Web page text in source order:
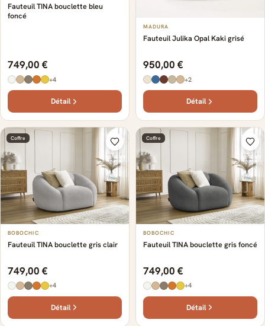
Fauteuil TINA bouclette bleu
foncé
749,00 €
+4
Détail
MADURA
Fauteuil Julika Opal Kaki grisé
950,00 €
+2
Détail
Coffre
BOBOCHIC
Fauteuil TINA bouclette gris clair
749,00 €
+4
Détail
Coffre
BOBOCHIC
Fauteuil TINA bouclette gris foncé
749,00 €
+4
Détail